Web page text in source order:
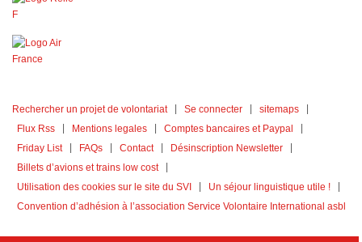
Rechercher un projet de volontariat Se connecter
sitemaps
Flux Rss
Mentions legales
Comptes bancaires et Paypal
Friday List
FAQs Contact
Désinscription Newsletter
Billets d’avions et trains low cost
Utilisation des cookies sur le site du SVI
Un séjour linguistique utile !
Convention d’adhésion à l’association Service Volontaire International asbl